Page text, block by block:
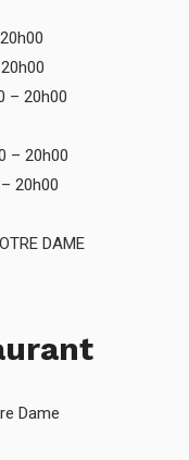
– 20h00
– 20h00
20h00
DAME
Dame